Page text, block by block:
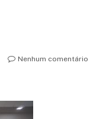
Nenhum comentário